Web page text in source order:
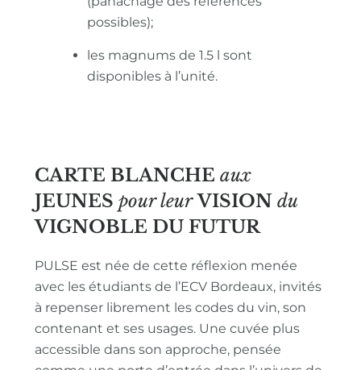
possibles);
les magnums de 1.5 l sont
disponibles à l’unité.
CARTE BLANCHE aux
JEUNES pour leur VISION du
VIGNOBLE DU FUTUR
PULSE est née de cette réflexion menée
avec les étudiants de l’ECV Bordeaux, invités
à repenser librement les codes du vin, son
contenant et ses usages. Une cuvée plus
accessible dans son approche, pensée